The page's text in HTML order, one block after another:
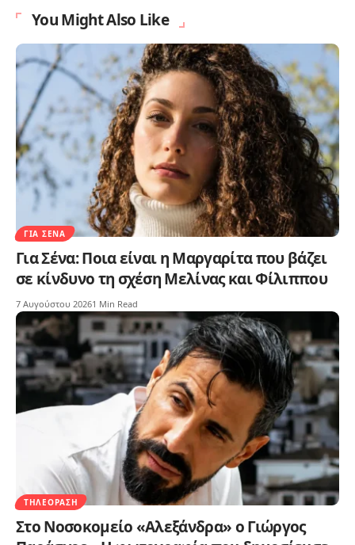
You Might Also Like
ΓΙΑ ΣΈΝΑ
Για Σένα: Ποια είναι η Μαργαρίτα που βάζει
σε κίνδυνο τη σχέση Μελίνας και Φίλιππου
7 Αυγούστου 20261 Min Read
ΤΗΛΕΌΡΑΣΗ
Στο Νοσοκομείο «Αλεξάνδρα» ο Γιώργος